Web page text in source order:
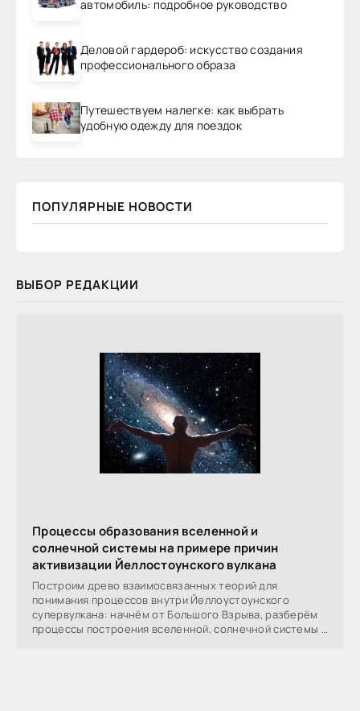
автомобиль: подробное руководство
Деловой гардероб: искусство создания
профессионального образа
Путешествуем налегке: как выбрать
удобную одежду для поездок
ПОПУЛЯРНЫЕ НОВОСТИ
ВЫБОР РЕДАКЦИИ
Процессы образования вселенной и
солнечной системы на примере причин
активизации Йеллостоунского вулкана
Построим древо взаимосвязанных теорий для
понимания процессов внутри Йеллоустоунского
супервулкана: начнём от Большого Взрыва, разберём
процессы построения вселенной, солнечной системы в